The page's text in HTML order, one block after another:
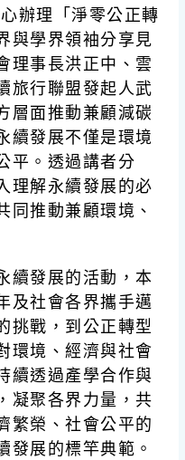
辦理「淨零公正轉
與學界領袖分享見
理事長洪正中、雲
旅行聯盟發起人武
層面推動兼顧減碳
續發展不僅是環境
平。透過講者分
理解永續發展的必
同推動兼顧環境、
續發展的活動，本
及社會各界攜手邁
挑戰，到公正轉型
環境、經濟與社會
續透過產學合作與
凝聚各界力量，共
繁榮、社會公平的
發展的標竿典範。